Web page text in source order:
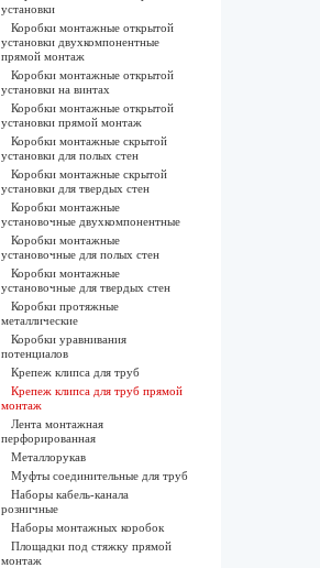
установки
Коробки монтажные открытой
установки двухкомпонентные
прямой монтаж
Коробки монтажные открытой
установки на винтах
Коробки монтажные открытой
установки прямой монтаж
Коробки монтажные скрытой
установки для полых стен
Коробки монтажные скрытой
установки для твердых стен
Коробки монтажные
установочные двухкомпонентные
Коробки монтажные
установочные для полых стен
Коробки монтажные
установочные для твердых стен
Коробки протяжные
металлические
Коробки уравнивания
потенциалов
Крепеж клипса для труб
Крепеж клипса для труб прямой
монтаж
Лента монтажная
перфорированная
Металлорукав
Муфты соединительные для труб
Наборы кабель-канала
розничные
Наборы монтажных коробок
Площадки под стяжку прямой
монтаж